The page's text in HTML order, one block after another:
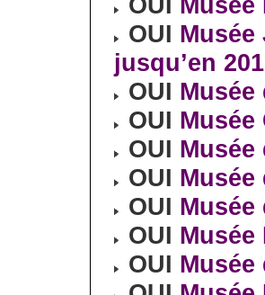
OUI Musée
jusqu’en
OUI
OUI Musée
OUI Musée
OUI Musée
OUI Musée
OUI Musée
OUI